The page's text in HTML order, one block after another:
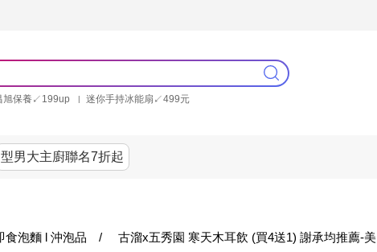
旭保養↙199up
迷你手持冰能扇↙499元
型男大主廚聯名7折起
食泡麵 l 沖泡品 / 古溜x五秀園 寒天木耳飲 (買4送1) 謝承均推薦-美